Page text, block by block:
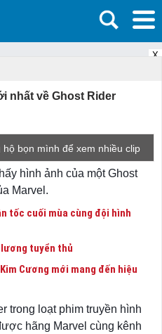
X
nhất về Ghost Rider
hộ bọn mình để xem nhiều clip
hình ảnh của một Ghost
Marvel.
tốc cuối mùa cùng đội hình
tuyển thủ
Cương mới mang đến hiệu
trong loạt phim truyền hình
hãng Marvel cùng kênh